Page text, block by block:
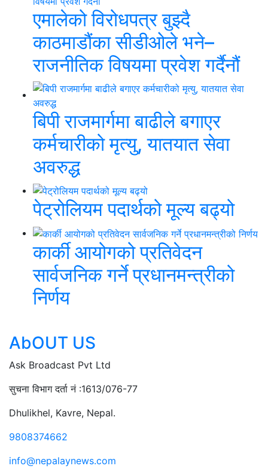
एमालेको विरोधपत्र बुझ्दै
काठमाडौंका सीडीओले भने–
राजनीतिक विषयमा प्रवेश गर्दैनौं
बिपी राजमार्गमा बाढीले बगाएर
कर्मचारीको मृत्यु, यातयात सेवा
अवरुद्ध
पेट्रोलियम पदार्थको मूल्य बढ्यो
कार्की आयोगको प्रतिवेदन
सार्वजनिक गर्ने प्रधानमन्त्रीको
निर्णय
AbOUT US
Ask Broadcast Pvt Ltd
सुचना विभाग दर्ता नं :1613/076-77
Dhulikhel, Kavre, Nepal.
9808374662
info@nepalaynews.com